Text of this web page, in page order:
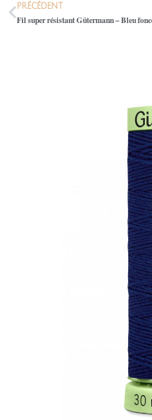
PRÉCÉDENT